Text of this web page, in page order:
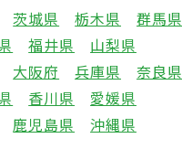
茨城県 栃木県
群馬県
福井県
山梨県
大阪府 兵庫県
奈良県
香川県
愛媛県
鹿児島県 沖縄県